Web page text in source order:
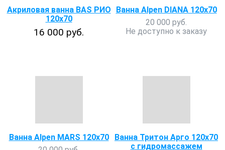
Акриловая ванна BAS РИО
120х70
16 000 руб.
Ванна Alpen DIANA 120x70
20 000 руб.
Не доступно к заказу
Ванна Alpen MARS 120x70
Ванна Тритон Арго 120х70
с гидромассажем